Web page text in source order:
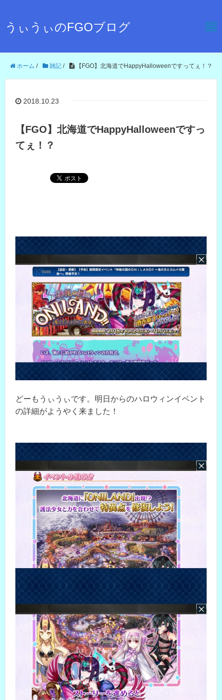
うぃうぃのFGOブログ
ホーム / 雑記 / 【FGO】北海道でHappyHalloweenですってぇ！？
2018.10.23
【FGO】北海道でHappyHalloweenですっ
てぇ！？
どーもうぃうぃです。明日からのハロウィンイベント
の詳細がようやく来ました！